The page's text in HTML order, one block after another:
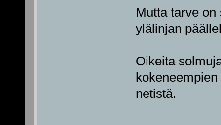
Mutta tarve
ylälinjan
Oikeita
netistä.